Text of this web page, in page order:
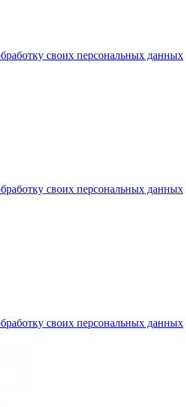
своих персональных данных
своих персональных данных
своих персональных данных